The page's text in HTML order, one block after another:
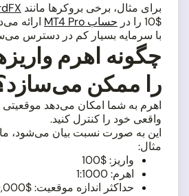
برای مثال، برخی بروکرها مانند
$10 را در
حساب MT4 Pro
ارائه
با سرمایه بسیار کم در دسترس
چگونه اهرم
را ممکن
اهرم به شما امکان می‌دهد موقعیتی
واقعی خود را کنترل کنید.
این به صورت نسبت بیان می‌شود، مانند
مثال:
واریز: $100
اهرم: 1:1000
حداکثر اندازه موقعیت: $100,000